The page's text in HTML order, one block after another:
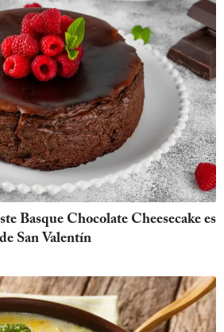
Basque Chocolate Cheesecake es
San Valentín